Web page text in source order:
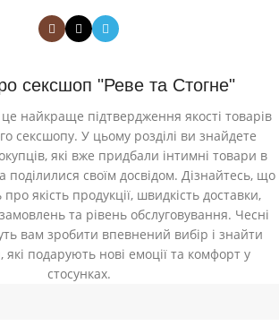
сексшоп "Реве та Стогне"
це найкраще підтвердження якості товарів
сексшопу. У цьому розділі ви знайдете
які вже придбали інтимні товари в
поділилися своїм досвідом. Дізнайтесь, що
про якість продукції, швидкість доставки,
та рівень обслуговування. Чесні
вам зробити впевнений вибір і знайти
які подарують нові емоції та комфорт у
стосунках.